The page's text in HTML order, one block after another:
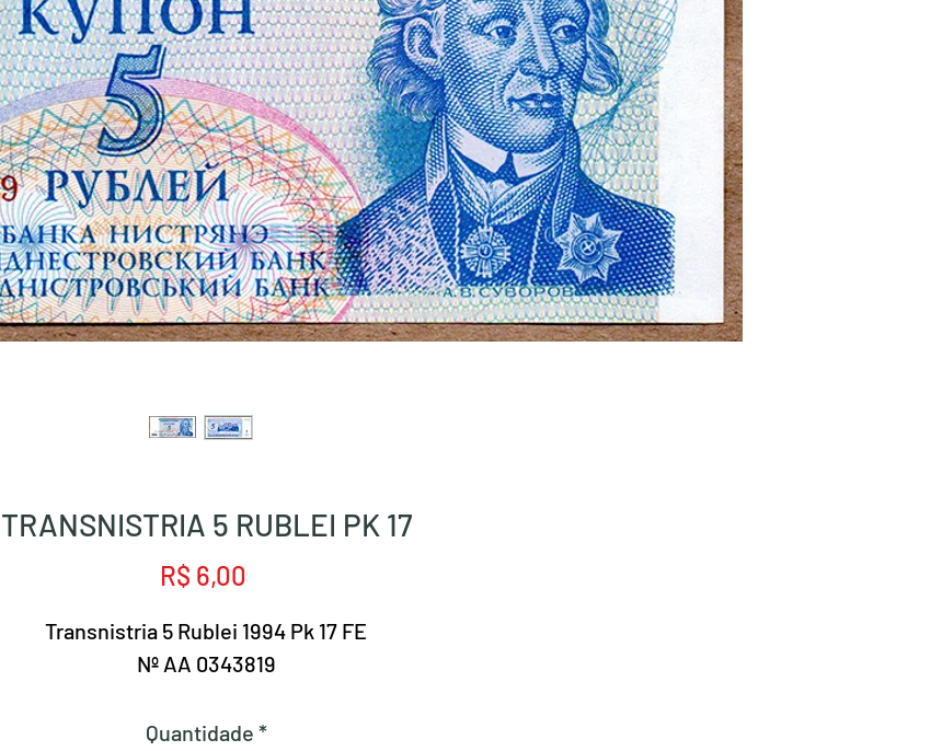
TRANSNISTRIA 5 RUBLEI PK 17
R$ 6,00
Transnistria 5 Rublei 1994 Pk 17 FE
Nº AA 0343819
Quantidade *